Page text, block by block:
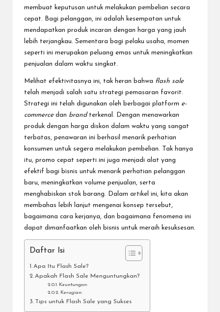
membuat keputusan untuk melakukan pembelian secara
cepat. Bagi pelanggan, ini adalah kesempatan untuk
mendapatkan produk incaran dengan harga yang jauh
lebih terjangkau. Sementara bagi pelaku usaha, momen
seperti ini merupakan peluang emas untuk meningkatkan
penjualan dalam waktu singkat.
Melihat efektivitasnya ini, tak heran bahwa flash sale
telah menjadi salah satu strategi pemasaran favorit.
Strategi ini telah digunakan oleh berbagai platform e-
commercedan brandterkenal. Dengan menawarkan
produk dengan harga diskon dalam waktu yang sangat
terbatas, penawaran ini berhasil menarik perhatian
konsumen untuk segera melakukan pembelian. Tak hanya
itu, promo cepat seperti ini juga menjadi alat yang
efektif bagi bisnis untuk menarik perhatian pelanggan
baru, meningkatkan volume penjualan, serta
menghabiskan stok barang. Dalam artikel ini, kita akan
membahas lebih lanjut mengenai konsep tersebut,
bagaimana cara kerjanya, dan bagaimana fenomena ini
dapat dimanfaatkan oleh bisnis untuk meraih kesuksesan.
Daftar Isi
Apa Itu Flash Sale?
Apakah Flash Sale Menguntungkan?
Keuntungan:
Kerugian:
Tips untuk Flash Sale yang Sukses